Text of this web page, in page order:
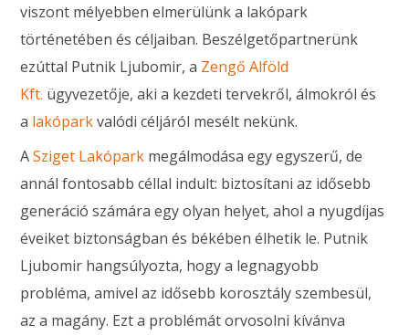
viszont mélyebben elmerülünk a lakópark
történetében és céljaiban. Beszélgetőpartnerünk
ezúttal Putnik Ljubomir, a Zengő Alföld
Kft. ügyvezetője, aki a kezdeti tervekről, álmokról és
a lakóparkvalódi céljáról mesélt nekünk.
ASziget Lakópark megálmodása egy egyszerű, de
annál fontosabb céllal indult: biztosítani az idősebb
generáció számára egy olyan helyet, ahol a nyugdíjas
éveiket biztonságban és békében élhetik le. Putnik
Ljubomir hangsúlyozta, hogy a legnagyobb
probléma, amivel az idősebb korosztály szembesül,
az a magány. Ezt a problémát orvosolni kívánva